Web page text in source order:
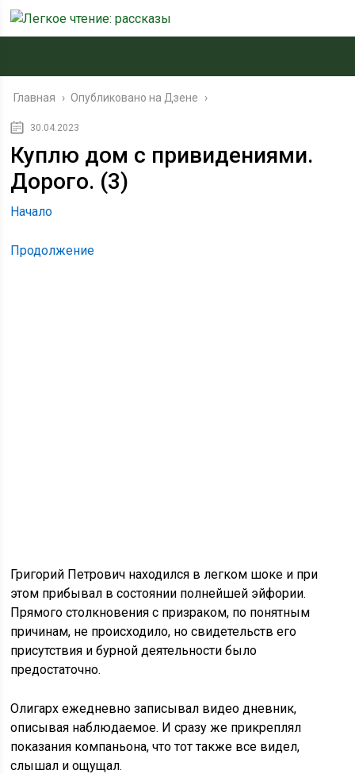
Главная › Опубликовано на Дзене ›
30.04.2023
Куплю дом с привидениями.
Дорого. (3)
Начало
Продолжение
Григорий Петрович находился в легком шоке и при
этом прибывал в состоянии полнейшей эйфории.
Прямого столкновения с призраком, по понятным
причинам, не происходило, но свидетельств его
присутствия и бурной деятельности было
предостаточно.
Олигарх ежедневно записывал видео дневник,
описывая наблюдаемое. И сразу же прикреплял
показания компаньона, что тот также все видел,
слышал и ощущал.